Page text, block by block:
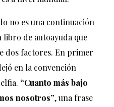
no es una continuación
libro de autoayuda que
dos factores. En primer
en la convención
“Cuanto más bajo
nosotros”, una frase